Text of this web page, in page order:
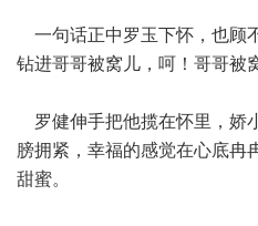
一句话正中罗玉下怀，也顾
钻进哥哥被窝儿，呵！哥哥被
罗健伸手把他揽在怀里，娇
膀拥紧，幸福的感觉在心底冉
甜蜜。